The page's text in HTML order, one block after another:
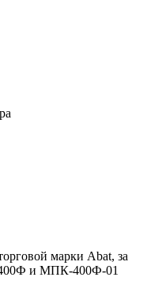
марки Abat, за
и МПК-400Ф-01